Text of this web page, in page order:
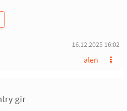
16.12.2025 16:02
alen
gir